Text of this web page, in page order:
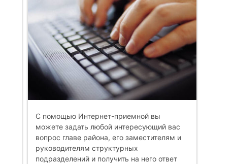
С помощью Интернет-приемной вы
можете задать любой интересующий вас
вопрос главе района, его заместителям и
руководителям структурных
подразделений и получить на него ответ